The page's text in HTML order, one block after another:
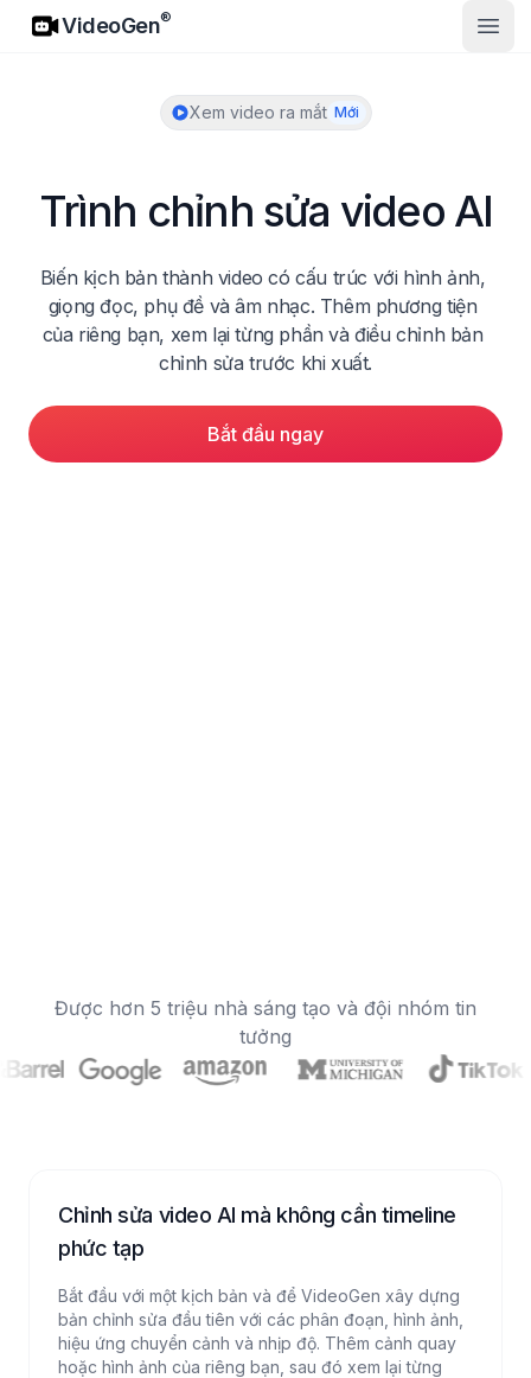
VideoGen
VideoGen®
Mở
Xem video ra mắt Mới
Trình chỉnh sửa video AI
Biến kịch bản thành video có cấu trúc với hình ảnh,
giọng đọc, phụ đề và âm nhạc. Thêm phương tiện
của riêng bạn, xem lại từng phần và điều chỉnh bản
chỉnh sửa trước khi xuất.
Bắt đầu ngay
Được hơn 5 triệu nhà sáng tạo và đội nhóm tin
tưởng
Chỉnh sửa video AI mà không cần timeline
phức tạp
Bắt đầu với một kịch bản và để VideoGen xây dựng
bản chỉnh sửa đầu tiên với các phân đoạn, hình ảnh,
hiệu ứng chuyển cảnh và nhịp độ. Thêm cảnh quay
hoặc hình ảnh của riêng bạn, sau đó xem lại từng